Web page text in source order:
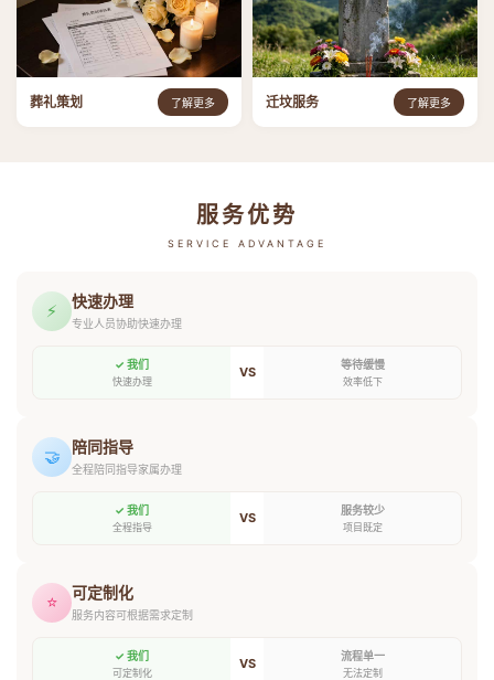
葬礼策划 了解更多 迁坟服务 了解更多
服务优势
SERVICE ADVANTAGE
⚡ 快速办理
专业人员协助快速办理
✓ 我们
快速办理
VS 等待缓慢
效率低下
🤝 陪同指导
全程陪同指导家属办理
✓ 我们
全程指导
VS 服务较少
项目既定
⭐ 可定制化
服务内容可根据需求定制
✓ 我们
可定制化
VS 流程单一
无法定制